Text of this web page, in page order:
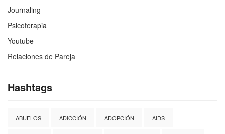
Journaling
Psicoterapia
Youtube
Relaciones de Pareja
Hashtags
ABUELOS ADICCIÓN ADOPCIÓN AIDS